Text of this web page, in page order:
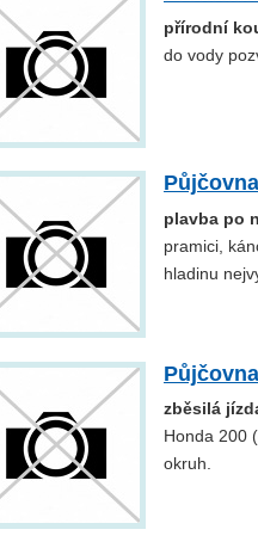
přírodní
do vody
plavba po
pramici,
hladinu
zběsilá
Honda 200
okruh.